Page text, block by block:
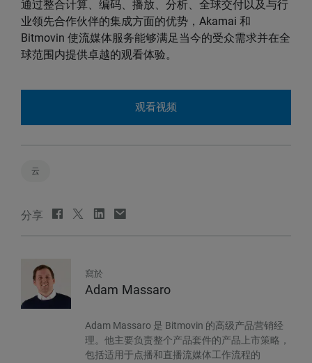
通过整合计算、编码、播放、分析、全球交付以及与行
业领先合作伙伴的集成方面的优势，Akamai 和
Bitmovin 使流媒体服务能够满足当今的受众需求并在全
球范围内提供卓越的观看体验。
观看视频
云
分享
寫於
Adam Massaro
Adam Massaro 是 Bitmovin 的高级产品营销经
理。他主要负责整个产品套件的产品上市策略，
包括适用于点播和直播流媒体工作流程的